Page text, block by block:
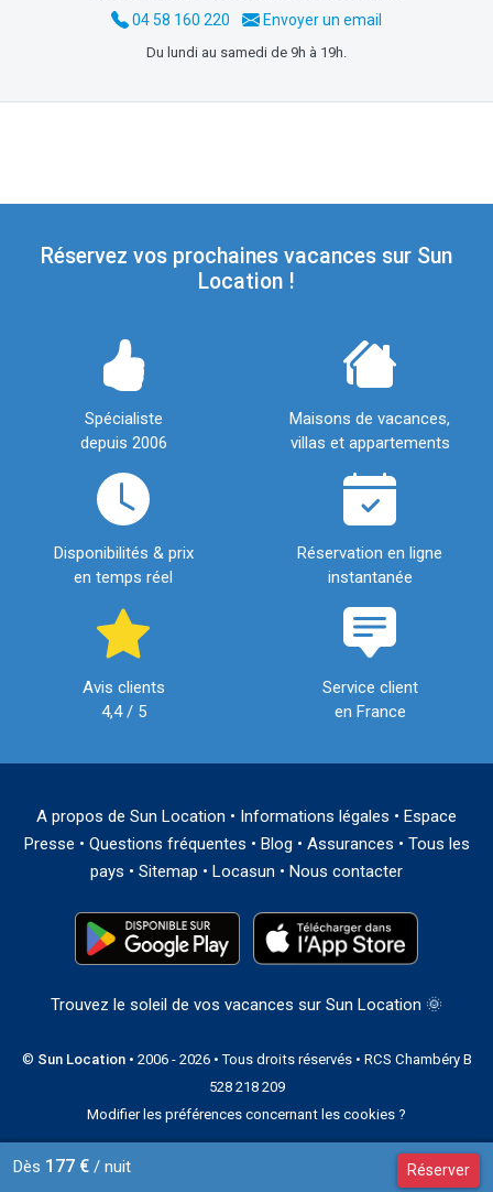
04 58 160 220 Envoyer un email
Du lundi au samedi de 9h à 19h.
Dès 177 € / nuit Réserver
Réservez vos prochaines vacances sur Sun
Location !
Spécialiste
depuis 2006
Maisons de vacances,
villas et appartements
Disponibilités & prix
en temps réel
Réservation en ligne
instantanée
Avis clients
4,4 / 5
Service client
en France
A propos de Sun Location • Informations légales • Espace
Presse • Questions fréquentes • Blog • Assurances • Tous les
pays • Sitemap • Locasun • Nous contacter
Trouvez le soleil de vos vacances sur Sun Location 🌞
© Sun Location• 2006 - 2026 • Tous droits réservés • RCS Chambéry B
528 218 209
Modifier les préférences concernant les cookies ?